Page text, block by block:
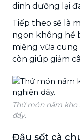
dinh dưỡng lại
Tiếp theo sẽ là
ngon không hề
miệng vừa
còn giúp giảm
Thử món nấm kho
đấy.
Đậu sốt cà